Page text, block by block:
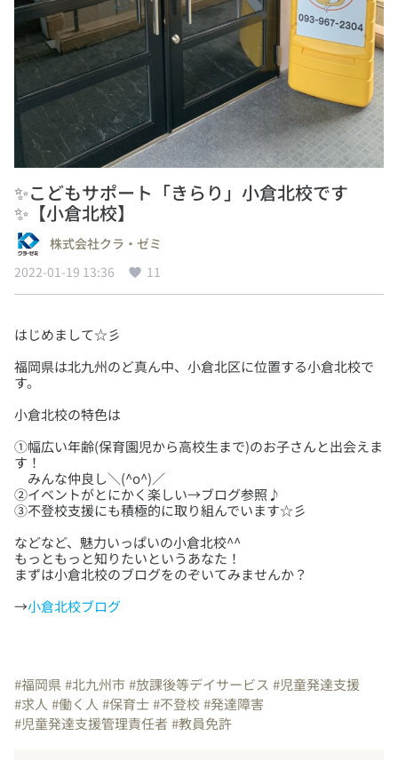
✨こどもサポート「きらり」小倉北校です
✨【小倉北校】
株式会社クラ・ゼミ
2022-01-19 13:36
11
福岡県は北九州のど真ん中、小倉北区に位置する小倉北校で
①幅広い年齢(保育園児から高校生まで)のお子さんと出会えま
す！
みんな仲良し＼(^o^)／
②イベントがとにかく楽しい→ブログ参照♪
などなど、魅力いっぱいの小倉北校^^
もっともっと知りたいというあなた！
→小倉北校ブログ
#福岡県#北九州市 #放課後等デイサービス #児童発達支援
#求人 #働く人 #保育士#不登校#発達障害
#児童発達支援管理責任者 #教員免許